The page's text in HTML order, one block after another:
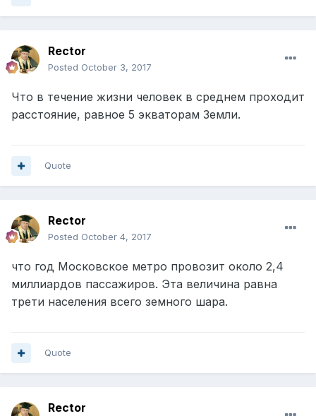
Rector
Posted October 3, 2017
Что в течение жизни человек в среднем проходит
расстояние, равное 5 экваторам Земли.
Quote
Rector
Posted October 4, 2017
что год Московское метро провозит около 2,4
миллиардов пассажиров. Эта величина равна
трети населения всего земного шара.
Quote
Rector